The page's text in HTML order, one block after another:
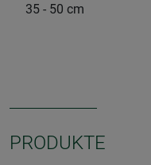
35 - 50 cm
PRODUKTE